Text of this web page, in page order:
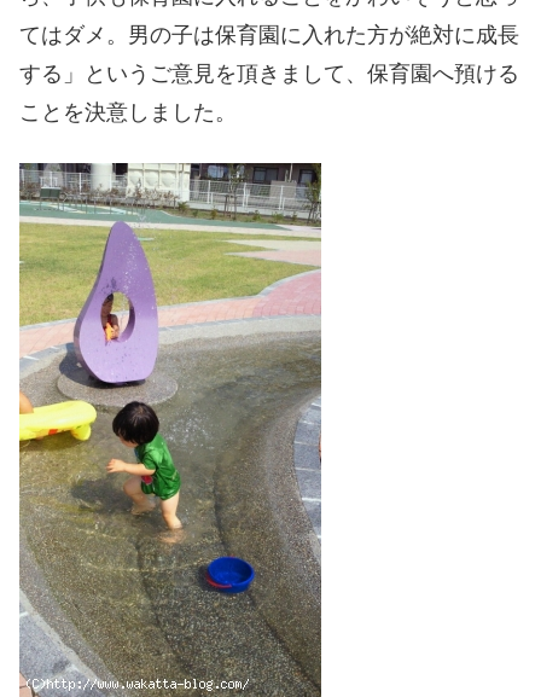
てはダメ。男の子は保育園に入れた方が絶対に成長
する」というご意見を頂きまして、保育園へ預ける
ことを決意しました。